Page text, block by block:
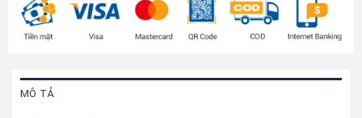
MÔ TẢ